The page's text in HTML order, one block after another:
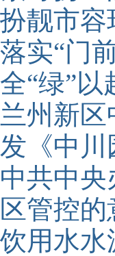
扮靓市容
落实“门
全“绿”以
兰州新
发《中
中共中
区管控的
饮用水水